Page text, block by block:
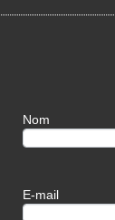
Nom
E-mail